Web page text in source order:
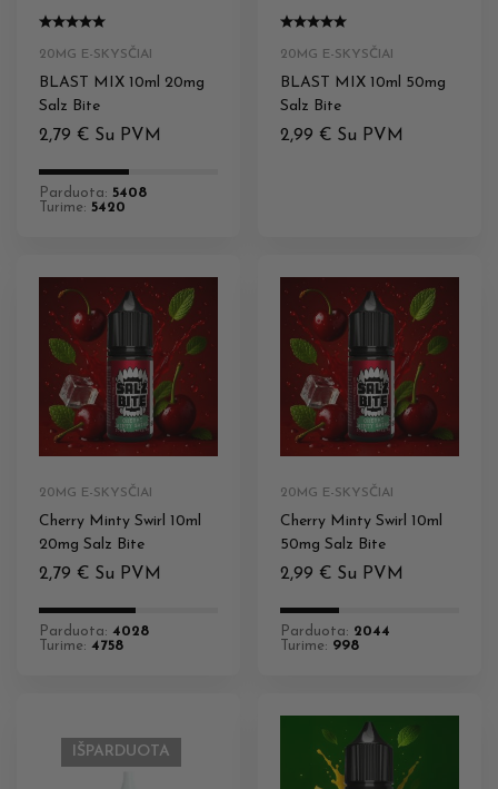
20MG E-SKYSČIAI
BLAST MIX 10ml 20mg
Salz Bite
2,79 € Su PVM
Parduota: 5408
Turime: 5420
20MG E-SKYSČIAI
BLAST MIX 10ml 50mg
Salz Bite
2,99 € Su PVM
20MG E-SKYSČIAI
Cherry Minty Swirl 10ml
20mg Salz Bite
2,79 € Su PVM
Parduota: 4028
Turime: 4758
20MG E-SKYSČIAI
Cherry Minty Swirl 10ml
50mg Salz Bite
2,99 € Su PVM
Parduota: 2044
Turime: 998
IŠPARDUOTA